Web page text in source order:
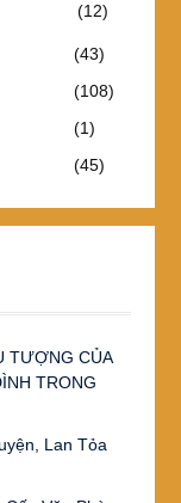
(12)
(43)
(108)
(1)
(45)
TƯỢNG CỦA
TRONG
Lan Tỏa